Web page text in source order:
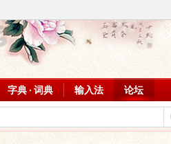
字典 · 词典 输入法 论坛